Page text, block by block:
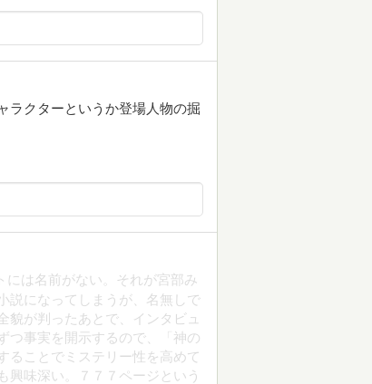
ラクターというか登場人物の掘
は名前がない。それが宮部み
説になってしまうが、名無しで
貌が判ったあとで、インタビュ
つ事実を開示するので、「神の
ることでミステリー性を高めて
興味深い。７７７ページという